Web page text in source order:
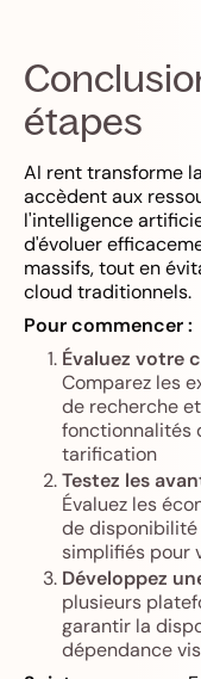
étapes
AI rent transforme
accèdent aux
l'intelligence
d'évoluer
massifs, tout en
cloud traditionnels.
Pour commencer :
Évaluez votre
Comparez les
de recherche
fonctionnalités
tarification
Testez les
Évaluez les
de
simplifiés pour
Développez
plusieurs
garantir la
dépendance